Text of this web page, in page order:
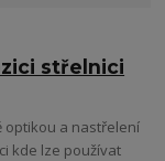
střelnici
optikou a nastřelení
kde lze používat